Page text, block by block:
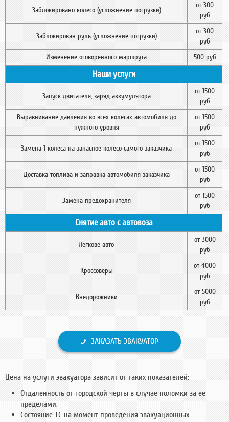
Заблокировано колесо (усложнение погрузки)
от 300
руб
Заблокирован руль (усложнение погрузки)
от 300
руб
Изменение оговоренного маршрута
500 руб
Наши услуги
Запуск двигателя, заряд аккумулятора
от 1500
руб
Выравнивание давления во всех колесах автомобиля до
нужного уровня
от 1500
руб
Замена 1 колеса на запасное колесо самого заказчика
от 1500
руб
Доставка топлива и заправка автомобиля заказчика
от 1500
руб
Замена предохранителя
от 1500
руб
Снятие авто с автовоза
Легкове авто
от 3000
руб
Кроссоверы
от 4000
руб
Внедорожники
от 5000
руб
ЗАКАЗАТЬ ЭВАКУАТОР
Цена на услуги эвакуатора зависит от таких показателей:
Отдаленность от городской черты в случае поломки за ее
пределами.
Состояние ТС на момент проведения эвакуационных